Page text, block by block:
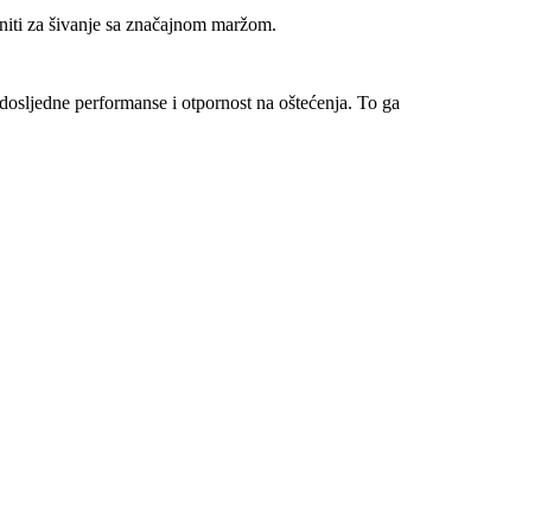
za šivanje sa značajnom maržom.
performanse i otpornost na oštećenja. To ga